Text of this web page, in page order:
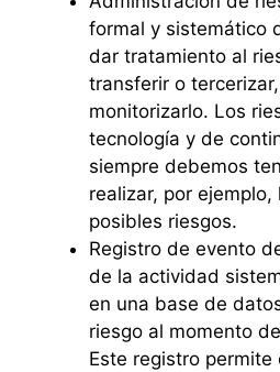
formal y sistemático
dar tratamiento al
transferir o
monitorizarlo. Los
tecnología y de
siempre debemos
realizar, por
posibles riesgos.
Registro de evento
de la actividad
en una base de
riesgo al momento
Este registro permite